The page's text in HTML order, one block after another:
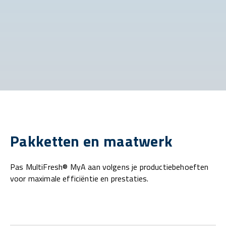
Pakketten en maatwerk
Pas MultiFresh® MyA aan volgens je productiebehoeften
voor maximale efficiëntie en prestaties.